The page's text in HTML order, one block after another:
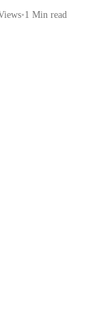
•1 Min read